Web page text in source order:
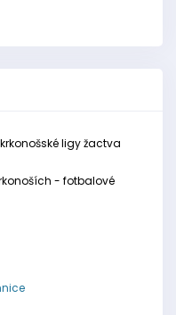
ligy žactva
- fotbalové